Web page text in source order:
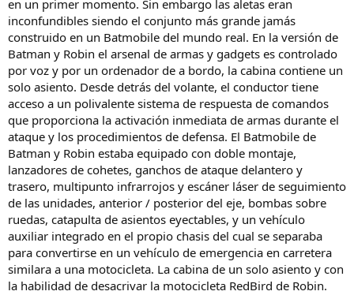
en un primer momento. Sin embargo las aletas eran
inconfundibles siendo el conjunto más grande jamás
construido en un Batmobile del mundo real. En la versión de
Batman y Robin el arsenal de armas y gadgets es controlado
por voz y por un ordenador de a bordo, la cabina contiene un
solo asiento. Desde detrás del volante, el conductor tiene
acceso a un polivalente sistema de respuesta de comandos
que proporciona la activación inmediata de armas durante el
ataque y los procedimientos de defensa. El Batmobile de
Batman y Robin estaba equipado con doble montaje,
lanzadores de cohetes, ganchos de ataque delantero y
trasero, multipunto infrarrojos y escáner láser de seguimiento
de las unidades, anterior / posterior del eje, bombas sobre
ruedas, catapulta de asientos eyectables, y un vehículo
auxiliar integrado en el propio chasis del cual se separaba
para convertirse en un vehículo de emergencia en carretera
similara a una motocicleta. La cabina de un solo asiento y con
la habilidad de desacrivar la motocicleta RedBird de Robin.